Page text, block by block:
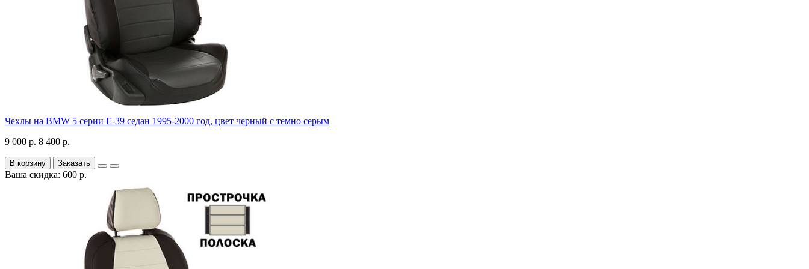
Чехлы на BMW 5 серии E-39 седан 1995-2000 год, цвет черный с темно серым
9 000 р. 8 400 р.
В корзину Заказать
Ваша скидка: 600 р.